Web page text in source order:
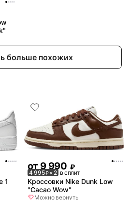
больше похожих
1
от 9 990 ₽
4 995₽× 2 в сплит
Кроссовки Nike Dunk Low
"Cacao Wow"
Можно вернуть